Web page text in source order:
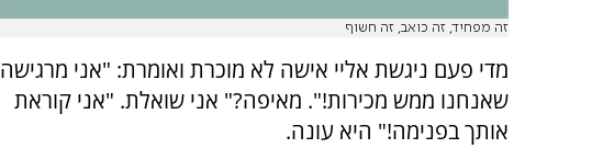
זה מפחיד, זה כואב, זה חשוף
מדי פעם ניגשת אליי אישה לא מוכרת ואומרת: "אני מרגישה
שאנחנו ממש מכירות!". מאיפה?" אני שואלת. "אני קוראת
אותך בפנימה!" היא עונה.